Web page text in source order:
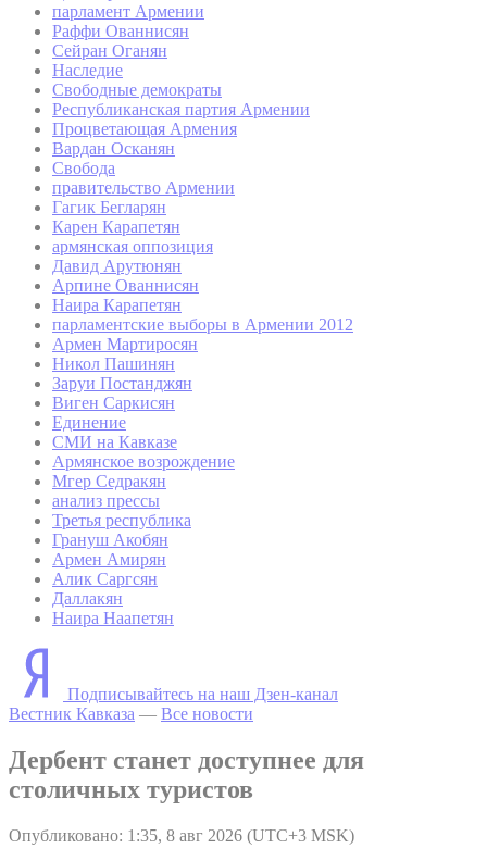
парламент Армении
Раффи Ованнисян
Сейран Оганян
Наследие
Свободные демократы
Республиканская партия Армении
Процветающая Армения
Вардан Осканян
Свобода
правительство Армении
Гагик Бегларян
Карен Карапетян
армянская оппозиция
Давид Арутюнян
Арпине Ованнисян
Наира Карапетян
парламентские выборы в Армении 2012
Армен Мартиросян
Никол Пашинян
Заруи Постанджян
Виген Саркисян
Единение
СМИ на Кавказе
Армянское возрождение
Мгер Седракян
анализ прессы
Третья республика
Грануш Акобян
Армен Амирян
Алик Саргсян
Даллакян
Наира Наапетян
Подписывайтесь на наш Дзен-канал
Вестник Кавказа — Все новости
Дербент станет доступнее для
столичных туристов
Опубликовано: 1:35, 8 авг 2026 (UTC+3 MSK)